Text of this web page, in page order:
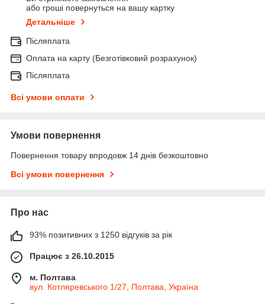
або гроші повернуться на вашу картку
Детальніше
Післяплата
Оплата на карту (Безготівковий розрахунок)
Післяплата
Всі умови оплати
Умови повернення
Повернення товару впродовж 14 днів безкоштовно
Всі умови повернення
Про нас
93% позитивних з 1250 відгуків за рік
Працює з 26.10.2015
м. Полтава
вул. Котляревського 1/27, Полтава, Україна